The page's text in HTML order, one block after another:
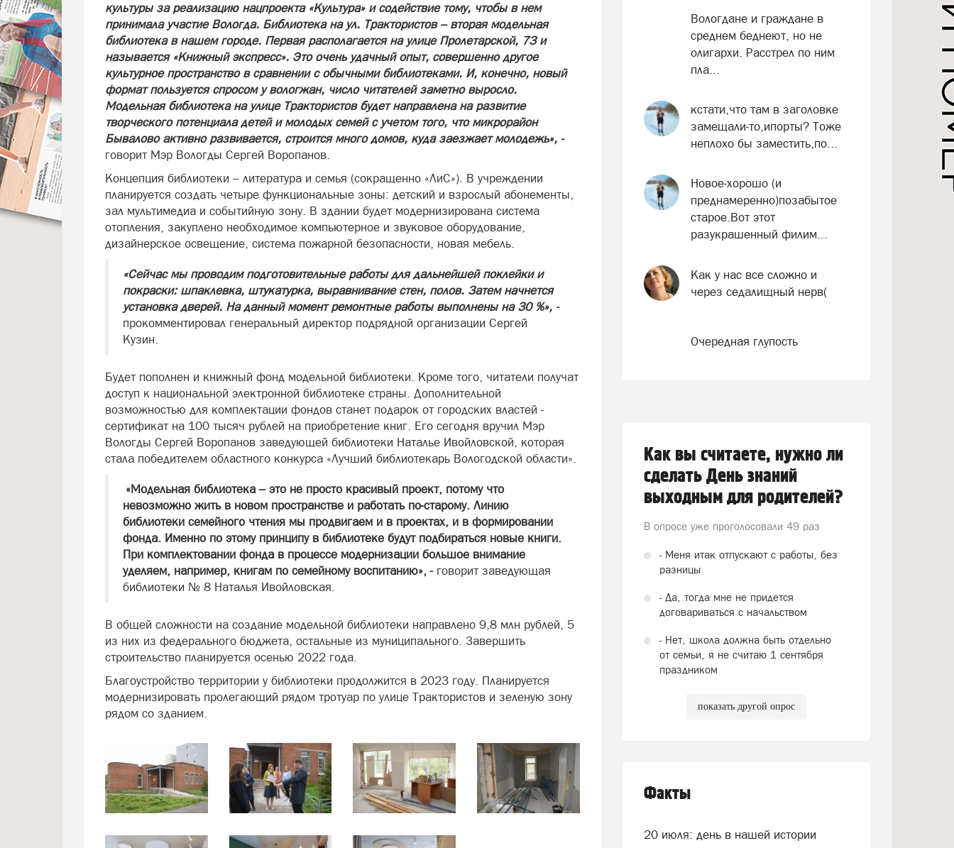
культуры за реализацию нацпроекта «Культура» и содействие тому, чтобы в нем
принимала участие Вологда. Библиотека на ул. Трактористов – вторая модельная
библиотека в нашем городе. Первая располагается на улице Пролетарской, 73 и
называется «Книжный экспресс». Это очень удачный опыт, совершенно другое
культурное пространство в сравнении с обычными библиотеками. И, конечно, новый
формат пользуется спросом у вологжан, число читателей заметно выросло.
Модельная библиотека на улице Трактористов будет направлена на развитие
творческого потенциала детей и молодых семей с учетом того, что микрорайон
Бывалово активно развивается, строится много домов, куда заезжает молодежь», -
говорит Мэр Вологды Сергей Воропанов.
Концепция библиотеки – литература и семья (сокращенно «ЛиС»). В учреждении
планируется создать четыре функциональные зоны: детский и взрослый абонементы,
зал мультимедиа и событийную зону. В здании будет модернизирована система
отопления, закуплено необходимое компьютерное и звуковое оборудование,
дизайнерское освещение, система пожарной безопасности, новая мебель.
«Сейчас мы проводим подготовительные работы для дальнейшей поклейки и
покраски: шпаклевка, штукатурка, выравнивание стен, полов. Затем начнется
установка дверей. На данный момент ремонтные работы выполнены на 30 %», -
прокомментировал генеральный директор подрядной организации Сергей
Кузин.
Будет пополнен и книжный фонд модельной библиотеки. Кроме того, читатели получат
доступ к национальной электронной библиотеке страны. Дополнительной
возможностью для комплектации фондов станет подарок от городских властей -
сертификат на 100 тысяч рублей на приобретение книг. Его сегодня вручил Мэр
Вологды Сергей Воропанов заведующей библиотеки Наталье Ивойловской, которая
стала победителем областного конкурса «Лучший библиотекарь Вологодской области».
«Модельная библиотека – это не просто красивый проект, потому что
невозможно жить в новом пространстве и работать по-старому. Линию
библиотеки семейного чтения мы продвигаем и в проектах, и в формировании
фонда. Именно по этому принципу в библиотеке будут подбираться новые книги.
При комплектовании фонда в процессе модернизации большое внимание
уделяем, например, книгам по семейному воспитанию», - говорит заведующая
библиотеки № 8 Наталья Ивойловская.
В общей сложности на создание модельной библиотеки направлено 9,8 млн рублей, 5
из них из федерального бюджета, остальные из муниципального. Завершить
строительство планируется осенью 2022 года.
Благоустройство территории у библиотеки продолжится в 2023 году. Планируется
модернизировать пролегающий рядом тротуар по улице Трактористов и зеленую зону
рядом со зданием.
Вологдане и граждане в
среднем беднеют, но не
олигархи. Расстрел по ним
пла...
кстати,что там в заголовке
замещали-то,ипорты? Тоже
неплохо бы заместить,по...
Новое-хорошо (и
преднамеренно)позабытое
старое.Вот этот
разукрашенный филим...
Как у нас все сложно и
через седалищный нерв(
Очередная глупость
Как вы считаете, нужно ли
сделать День знаний
выходным для родителей?
В опросе уже проголосовали 49 раз
- Меня итак отпускают с работы, без
разницы
- Да, тогда мне не придется
договариваться с начальством
- Нет, школа должна быть отдельно
от семьи, я не считаю 1 сентября
праздником
показать другой опрос
Факты
20 июля: день в нашей истории